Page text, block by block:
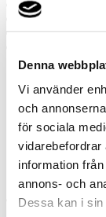
Denna
Vi använder
och
för sociala
vidarebefordrar
information
annons- och
Dessa kan i
Begär offert
Kontakta mig
Boka hembesök
Prata med
Kontakta mig
Boka
Ring oss
Kontakt